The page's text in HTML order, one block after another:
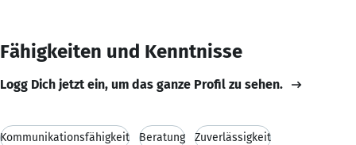
Fähigkeiten und Kenntnisse
Logg Dich jetzt ein, um das ganze Profil zu sehen.
Kommunikationsfähigkeit Beratung Zuverlässigkeit